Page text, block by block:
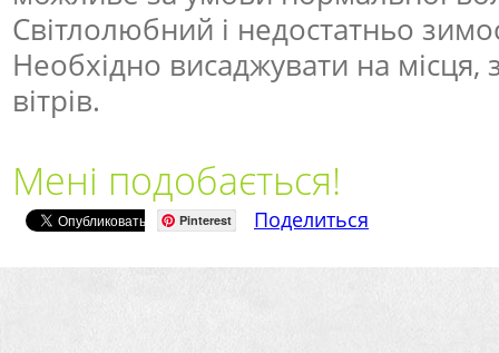
Світлолюбний і недостатньо
Необхідно висаджувати на місця,
вітрів.
Мені подобається!
Pinterest Поделиться